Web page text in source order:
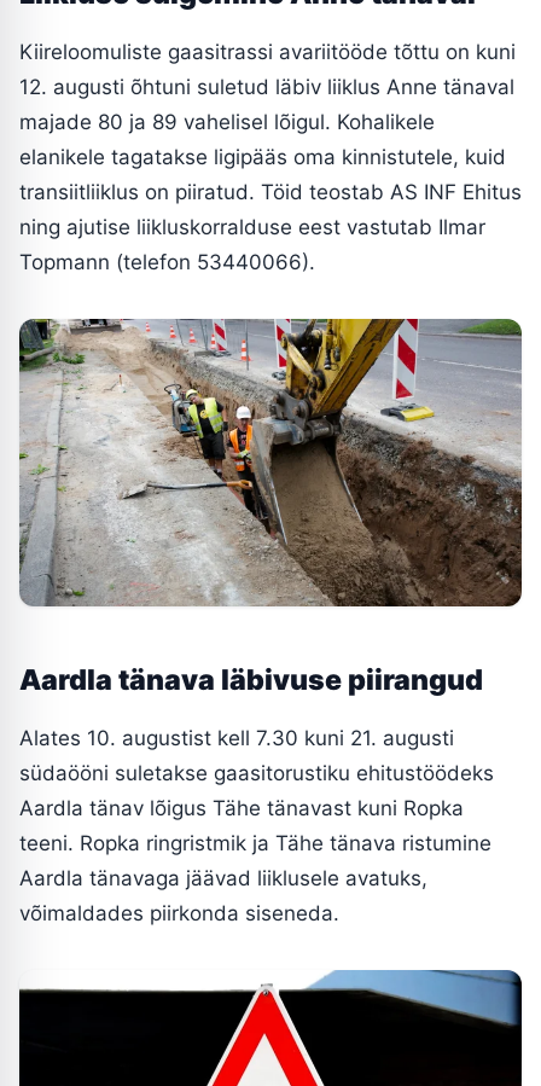
Kiireloomuliste gaasitrassi avariitööde tõttu on kuni
12. augusti õhtuni suletud läbiv liiklus Anne tänaval
majade 80 ja 89 vahelisel lõigul. Kohalikele
elanikele tagatakse ligipääs oma kinnistutele, kuid
transiitliiklus on piiratud. Töid teostab AS INF Ehitus
ning ajutise liikluskorralduse eest vastutab Ilmar
Topmann (telefon 53440066).
Aardla tänava läbivuse piirangud
Alates 10. augustist kell 7.30 kuni 21. augusti
südaööni suletakse gaasitorustiku ehitustöödeks
Aardla tänav lõigus Tähe tänavast kuni Ropka
teeni. Ropka ringristmik ja Tähe tänava ristumine
Aardla tänavaga jäävad liiklusele avatuks,
võimaldades piirkonda siseneda.